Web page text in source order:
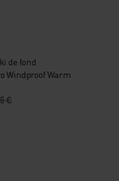
de fond
Windproof Warm
€